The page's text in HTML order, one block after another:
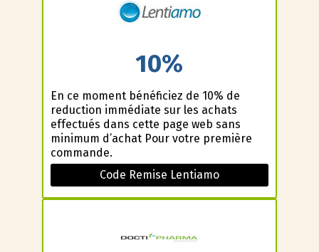
10%
En ce moment bénéficiez de 10% de
reduction immédiate sur les achats
effectués dans cette page web sans
minimum d’achat Pour votre première
commande.
Code Remise Lentiamo